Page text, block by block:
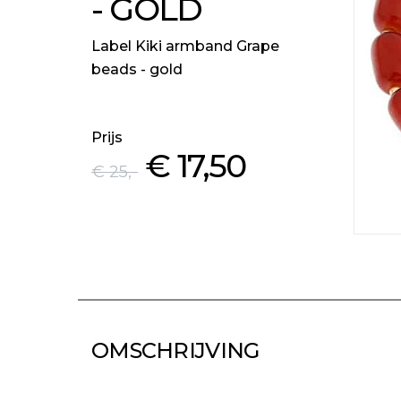
- GOLD
Label Kiki armband Grape
beads - gold
Prijs
€ 25,- € 17,50
OMSCHRIJVING